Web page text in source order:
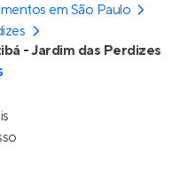
em São Paulo
- Jardim das Perdizes